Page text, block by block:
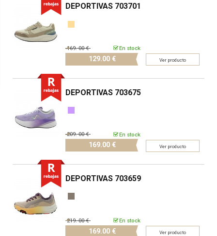
DEPORTIVAS 703701
En stock
169.00 €
129.00 € Ver producto
DEPORTIVAS 703675
En stock
209.00 €
169.00 € Ver producto
DEPORTIVAS 703659
En stock
219.00 €
169.00 € Ver producto